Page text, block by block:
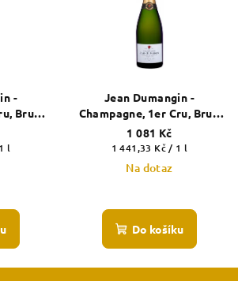
-
Brut,
l
Jean Dumangin -
Champagne, 1er Cru, Brut,
Heritage
1 081 Kč
Měrná
cena:
1 441,33 Kč / 1 l
Na dotaz
Do košíku